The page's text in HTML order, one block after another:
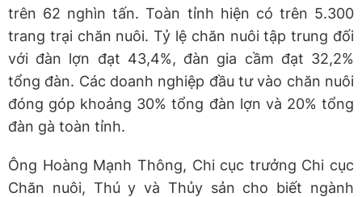
trên 62 nghìn tấn. Toàn tỉnh hiện có trên 5.300
trang trại chăn nuôi. Tỷ lệ chăn nuôi tập trung đối
với đàn lợn đạt 43,4%, đàn gia cầm đạt 32,2%
tổng đàn. Các doanh nghiệp đầu tư vào chăn nuôi
đóng góp khoảng 30% tổng đàn lợn và 20% tổng
đàn gà toàn tỉnh.
Ông Hoàng Mạnh Thông, Chi cục trưởng Chi cục
Chăn nuôi, Thú y và Thủy sản cho biết ngành